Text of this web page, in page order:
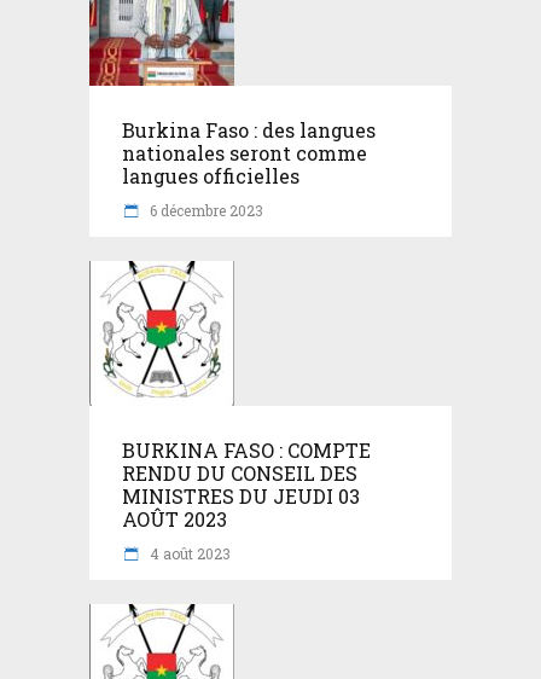
Burkina Faso : des langues
nationales seront comme
langues officielles
6 décembre 2023
BURKINA FASO : COMPTE
RENDU DU CONSEIL DES
MINISTRES DU JEUDI 03
AOÛT 2023
4 août 2023